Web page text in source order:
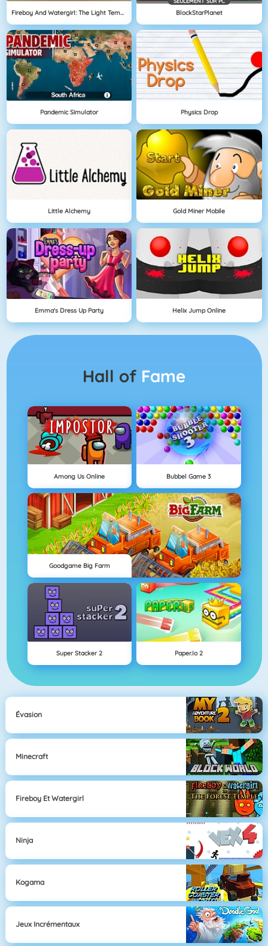
Fireboy And Watergirl: The Light Temple BlockStarPlanet
Pandemic Simulator Physics Drop
Little Alchemy Gold Miner Mobile
Emma's Dress Up Party Helix Jump Online
Hall of Fame
Among Us Online Bubbel Game 3
Goodgame Big Farm
Super Stacker 2 Paper.io 2
Évasion
Minecraft
Fireboy Et Watergirl
Ninja
Kogama
Jeux Incrémentaux